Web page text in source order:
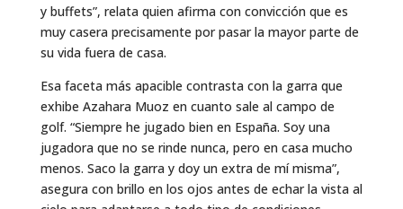
y buffets”, relata quien afirma con convicción que es
muy casera precisamente por pasar la mayor parte de
su vida fuera de casa.
Esa faceta más apacible contrasta con la garra que
exhibe Azahara Muoz en cuanto sale al campo de
golf. “Siempre he jugado bien en España. Soy una
jugadora que no se rinde nunca, pero en casa mucho
menos. Saco la garra y doy un extra de mí misma”,
asegura con brillo en los ojos antes de echar la vista al